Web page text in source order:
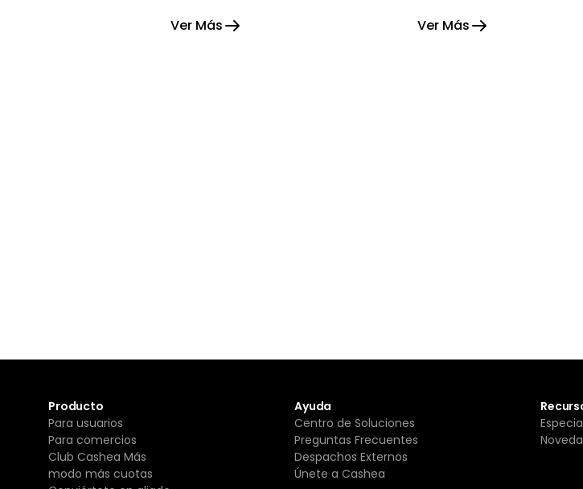
esperanza.
Ver Más
alegría su hogar.
Ver Más
Producto
Para usuarios
Para comercios
Club Cashea Más
modo más cuotas
Ayuda
Centro de Soluciones
Preguntas Frecuentes
Despachos Externos
Únete a Cashea